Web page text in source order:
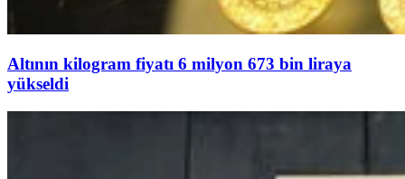
Altının kilogram fiyatı 6 milyon 673 bin liraya
yükseldi